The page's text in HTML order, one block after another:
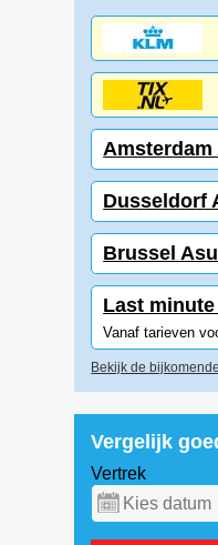
Amsterdam
Dusseldorf
Brussel
Last
Vanaf tarieven
Bekijk de
Vergelijk
Vertrek